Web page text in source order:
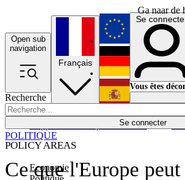
Ga naar de
Open sub
navigation
Recherche
Se connecter
POLICY AREAS
Economie
Économie
Français
English
Deutsch
Español
Se
Vous êtes
Ce que l'Europe peut
POLITIQUE